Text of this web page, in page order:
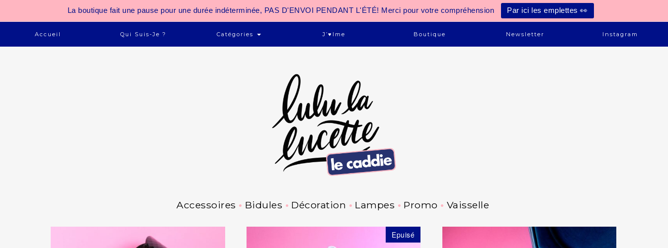
La boutique fait une pause pour une durée indéterminée, PAS D'ENVOI PENDANT L'ÉTÉ! Merci pour votre compréhension Par ici les emplettes 👀
Accueil Qui Suis-Je ? Catégories J’♥ime Boutique Newsletter Instagram
Accessoires Bidules Décoration Lampes Promo Vaisselle
Epuisé